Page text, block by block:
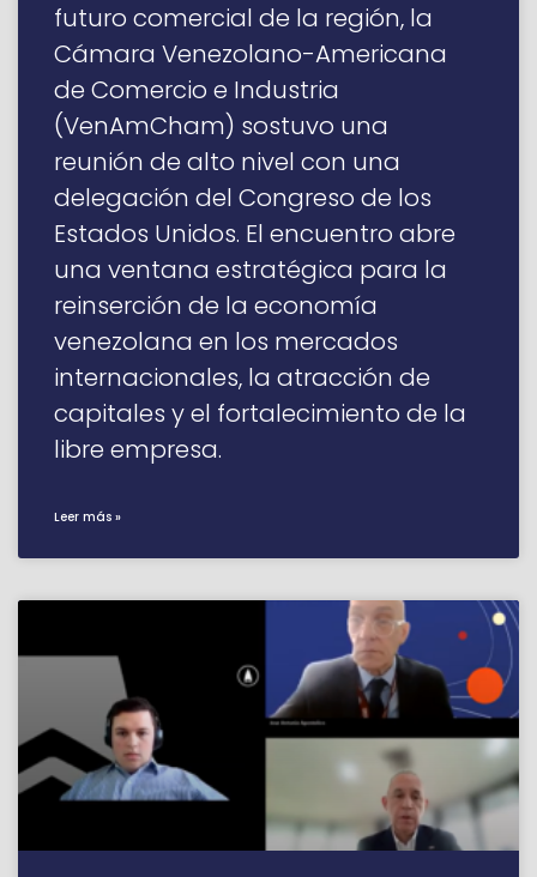
futuro comercial de la región, la
Cámara Venezolano-Americana
de Comercio e Industria
(VenAmCham) sostuvo una
reunión de alto nivel con una
delegación del Congreso de los
Estados Unidos. El encuentro abre
una ventana estratégica para la
reinserción de la economía
venezolana en los mercados
internacionales, la atracción de
capitales y el fortalecimiento de la
libre empresa.
Leer más »